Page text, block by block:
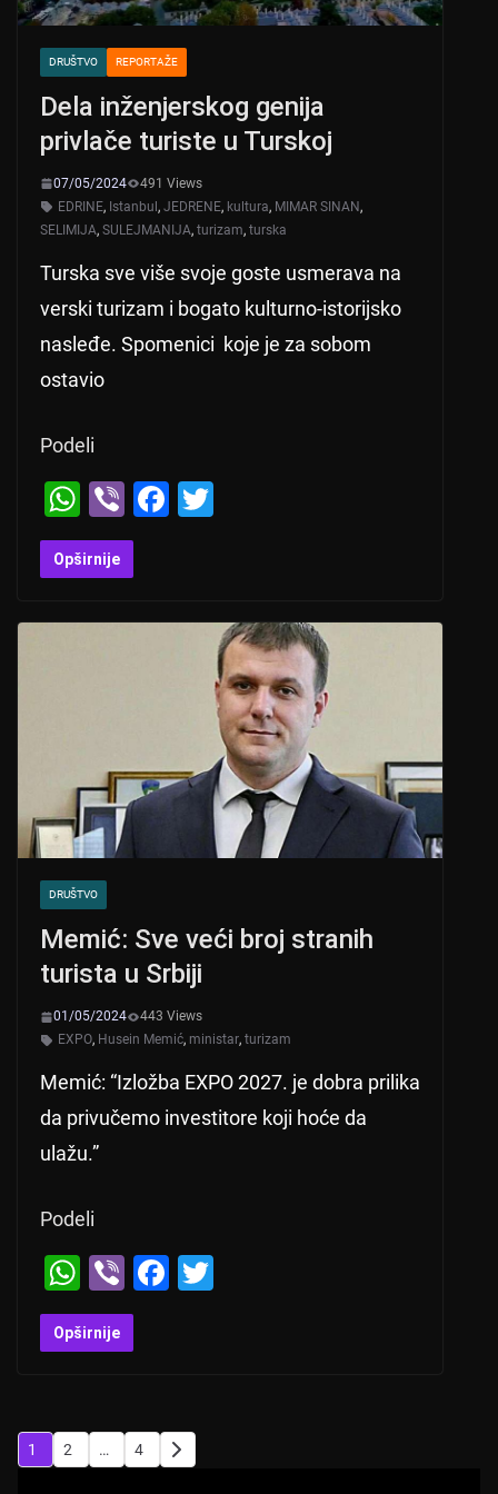
DRUŠTVO REPORTAŽE
Dela inženjerskog genija
privlače turiste u Turskoj
07/05/2024
491 Views
EDRINE, Istanbul, JEDRENE, kultura, MIMAR SINAN,
SELIMIJA, SULEJMANIJA, turizam, turska
Turska sve više svoje goste usmerava na
verski turizam i bogato kulturno-istorijsko
nasleđe. Spomenici koje je za sobom
ostavio
Podeli
W
h
at
Vi
b
er
F
Opširnije
DRUŠTVO
Memić: Sve veći broj stranih
turista u Srbiji
01/05/2024
443 Views
EXPO, Husein Memić, ministar, turizam
Memić: “Izložba EXPO 2027. je dobra prilika
da privučemo investitore koji hoće da
ulažu.”
Podeli
W
h
at
Vi
b
er
F
o
Opširnije
Posts
1 2 … 4